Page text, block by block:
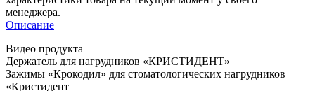
менеджера.
Описание
Видео продукта
Держатель для нагрудников «КРИСТИДЕНТ»
Зажимы «Крокодил» для стоматологических нагрудников
«Кристидент